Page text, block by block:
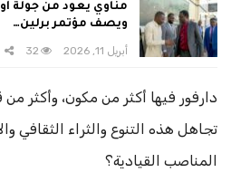
مناوي يعود من جولة
ويصف مؤتمر برلين…
أبريل 11, 2026 32
دارفور فيها أكثر من مكون، وأكثر
تجاهل هذه التنوع والثراء الثقافي
المناصب القيادية؟